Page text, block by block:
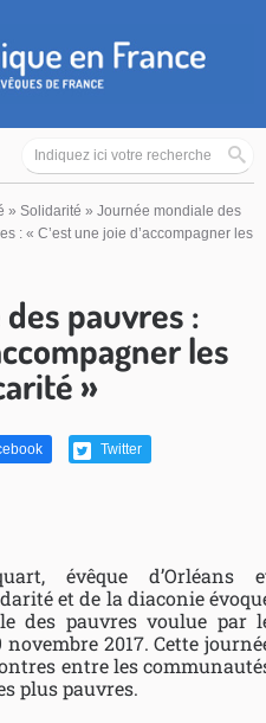
» Solidarité » Journée mondiale des
: « C’est une joie d’accompagner les
pauvres :
les
»
Twitter
évêque d’Orléans
et de la diaconie
des pauvres voulue par
2017. Cette
entre les
plus pauvres.